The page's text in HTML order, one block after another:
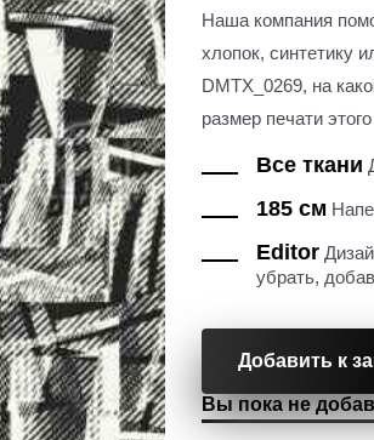
Наша компания
хлопок, синтетику
DMTX_0269, на
размер печати
Все ткани
185 см
Editor
убрать,
Добавить к
Вы пока не